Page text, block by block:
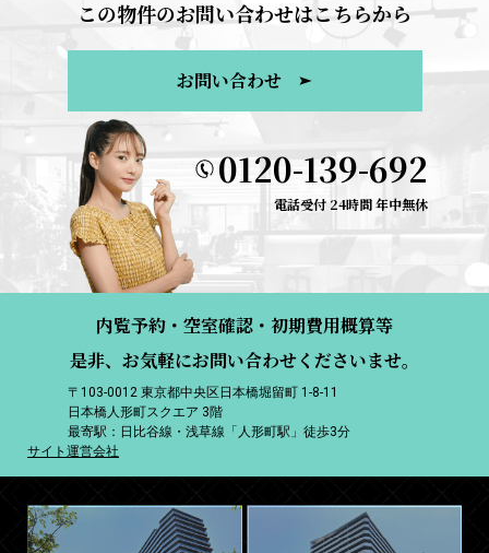
この物件のお問い合わせはこちらから
お問い合わせ
0120-139-692
電話受付 24時間 年中無休
内覧予約・空室確認・初期費用概算等
是非、お気軽にお問い合わせくださいませ。
〒103-0012 東京都中央区日本橋堀留町 1-8-11
日本橋人形町スクエア 3階
最寄駅：日比谷線・浅草線「人形町駅」徒歩3分
サイト運営会社